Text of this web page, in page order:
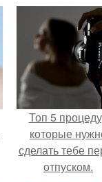
Топ 5
которые
сделать тебе
отпуском.